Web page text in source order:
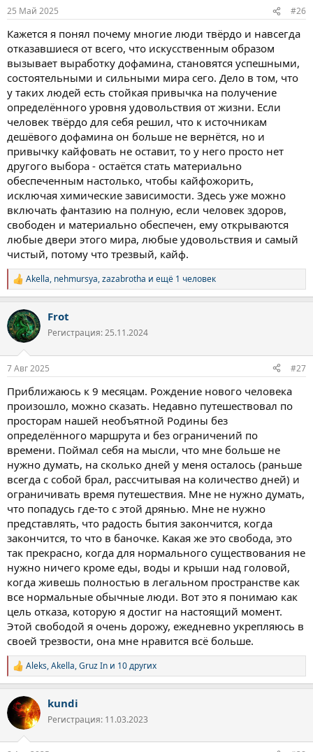
25 Май 2025 #26
Кажется я понял почему многие люди твёрдо и навсегда
отказавшиеся от всего, что искусственным образом
вызывает выработку дофамина, становятся успешными,
состоятельными и сильными мира сего. Дело в том, что
у таких людей есть стойкая привычка на получение
определённого уровня удовольствия от жизни. Если
человек твёрдо для себя решил, что к источникам
дешёвого дофамина он больше не вернётся, но и
привычку кайфовать не оставит, то у него просто нет
другого выбора - остаётся стать материально
обеспеченным настолько, чтобы кайфожорить,
исключая химические зависимости. Здесь уже можно
включать фантазию на полную, если человек здоров,
свободен и материально обеспечен, ему открываются
любые двери этого мира, любые удовольствия и самый
чистый, потому что трезвый, кайф.
Р
е
к
ц
и
Akella, nehmursya,zazabrotha и ещё 1 человек
Frot
Регистрация: 25.11.2024
7 Авг 2025 #27
Приближаюсь к 9 месяцам. Рождение нового человека
произошло, можно сказать. Недавно путешествовал по
просторам нашей необъятной Родины без
определённого маршрута и без ограничений по
времени. Поймал себя на мысли, что мне больше не
нужно думать, на сколько дней у меня осталось (раньше
всегда с собой брал, рассчитывая на количество дней) и
ограничивать время путешествия. Мне не нужно думать,
что попадусь где-то с этой дрянью. Мне не нужно
представлять, что радость бытия закончится, когда
закончится, то что в баночке. Какая же это свобода, это
так прекрасно, когда для нормального существования не
нужно ничего кроме еды, воды и крыши над головой,
когда живешь полностью в легальном пространстве как
все нормальные обычные люди. Вот это я понимаю как
цель отказа, которую я достиг на настоящий момент.
Этой свободой я очень дорожу, ежедневно укрепляюсь в
своей трезвости, она мне нравится всё больше.
Р
е
к
ц
и
Aleks,Akella,Gruz In и 10 других
kundi
Регистрация: 11.03.2023